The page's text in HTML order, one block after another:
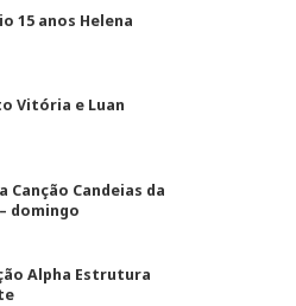
15 anos Helena
Vitória e Luan
Canção Candeias da
domingo
Alpha Estrutura